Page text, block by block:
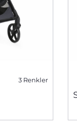
3 Renkler